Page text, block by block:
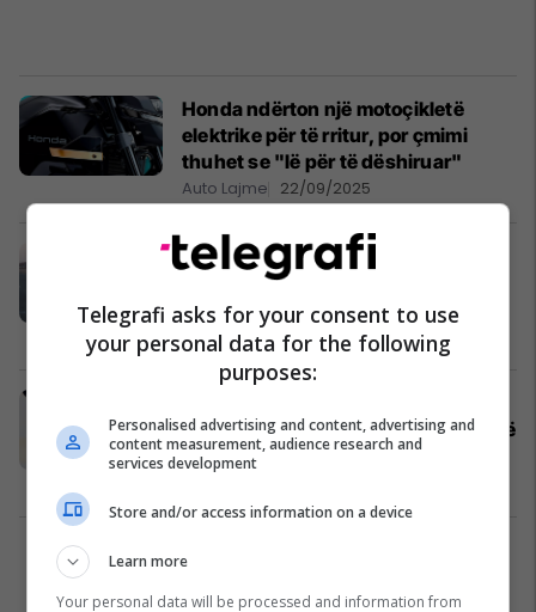
Honda ndërton një motoçikletë
elektrike për të rritur, por çmimi
thuhet se "lë për të dëshiruar"
Auto Lajme 22/09/2025
Mbajti timonin e motoçikletës me
gojë duke e ngarë me vetëm një
rrotë për 1 mijë metra
Fun 10/09/2025
urdhrat e policisë, goditën policët në
Ferizaj – tre të lënduar
Telegrafi asks for your consent to use
your personal data for the following
purposes:
Personalised advertising and content, advertising and
content measurement, audience research and
services development
Store and/or access information on a device
Learn more
Your personal data will be processed and information from